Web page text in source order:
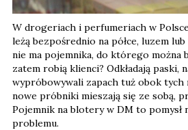
W drogeriach i perfumeriach w
leżą bezpośrednio na półce, luzem
nie ma pojemnika, do którego można
zatem robią klienci? Odkładają paski,
wypróbowywali zapach tuż obok tych
nowe próbniki mieszają się ze sobą,
Pojemnik na blotery w DM to pomysł
problemu.